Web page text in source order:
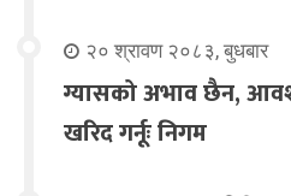
२० श्रावण २०८३, बुधबार
ग्यासको अभाव छैन,
खरिद गर्नूः निगम